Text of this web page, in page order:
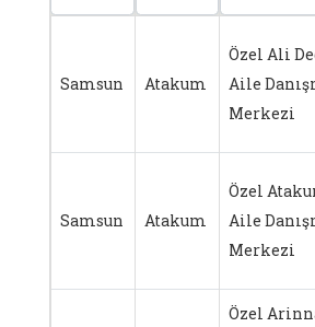
Samsun Atakum
Özel Ali
Aile
Merkezi
Samsun Atakum
Özel
Aile
Merkezi
Özel